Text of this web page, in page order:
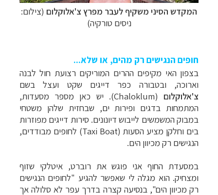
המקדש הסיני משקיף לעבר מפרץ צ'אלוקלום (צילום:
ניסים טורקיה)
חופים הנגישים רק מהים, או שלא...
בצפון האי מקיפים ההרים המוריקים רצועת חול לבנה
וארוכה, ובטבורה כפר דייגים שקט ועצל בשם
צ'אלוקלום (
Chaloklum). יש כאן מספר מסעדות,
המתמחות בדגים ופירות ים, שבחזית שלהן משטחי
במבוק המשמשים לייבוש דיונונים. סירות דייגים מפוזרות
בים וחלקן מציע הסעות (Taxi Boat) לחופים מבודדים,
הנגישים רק מכיוון הים.
במסעדת החוף אני פוגש את רוברט, איטלקי שזוף
ומצחיק. הוא מגלה לי שאפשר להגיע "לחופים הנגישים
רק מכיוון הים", בנסיעה קצרה בדרך עפר לא סלולה אך